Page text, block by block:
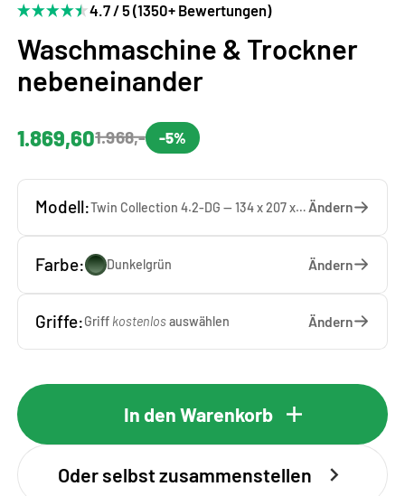
4.7 / 5 (1350+ Bewertungen)
Waschmaschine & Trockner
nebeneinander
1.869,601.968,- -5%
Modell: Twin Collection 4.2-DG — 134 x 207 x 65 cm Ändern
Farbe: Dunkelgrün Ändern
Griffe:Griff kostenlosauswählen Ändern
In den Warenkorb
Oder selbst zusammenstellen